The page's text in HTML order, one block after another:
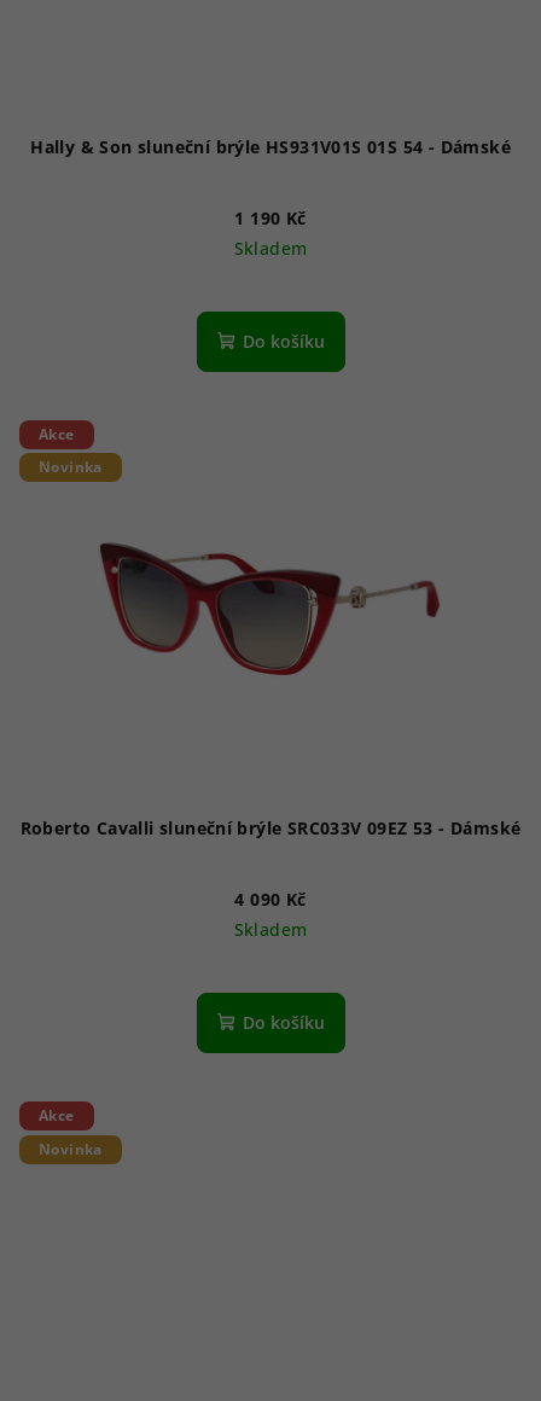
Hally & Son sluneční brýle HS931V01S 01S 54 - Dámské
1 190 Kč
Skladem
Do košíku
Akce
Novinka
Roberto Cavalli sluneční brýle SRC033V 09EZ 53 - Dámské
4 090 Kč
Skladem
Do košíku
Akce
Novinka